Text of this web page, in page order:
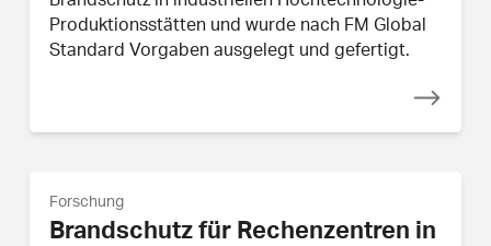
Produktionsstätten und wurde nach FM Global
Standard Vorgaben ausgelegt und gefertigt.
Forschung
Brandschutz für Rechenzentren in